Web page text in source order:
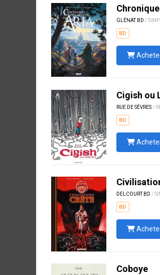
GLÉNAT BD /
BD
Cigish ou
RUE DE SÈVRES /
BD
DELCOURT BD /
BD
Coboye